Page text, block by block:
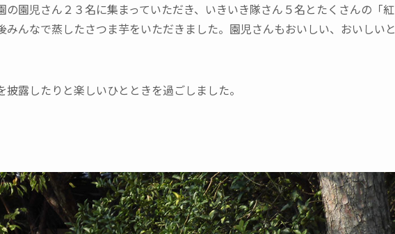
の園児さん２３名に集まっていただき、いきいき隊さん５名とたくさんの「紅
みんなで蒸したさつま芋をいただきました。園児さんもおいしい、おいしいと
露したりと楽しいひとときを過ごしました。